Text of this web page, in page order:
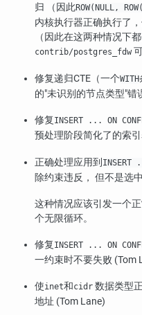
归 （因此ROW(NULL,
内核执行器正确执行了
（因此在这两种情况下
contrib/postgres_fdw
修复递归CTE（一个WITH
的"未识别的节点类型"错
修复INSERT ... ON
预处理阶段简化了的索
正确处理应用到 INSERT
除约束违反， 但不是选
这种情况应该引发一个
个无限循环。
修复 INSERT ... ON
一约束时不要失败 (Tom
使inet和cidr 数据类型
地址 (Tom Lane)